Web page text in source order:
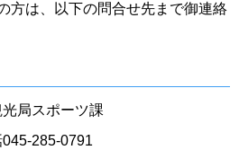
方は、以下の問合せ先まで御連絡
局スポーツ課
285-0791